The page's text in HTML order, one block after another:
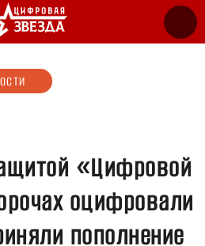
«Цифровой
оцифровали
пополнение